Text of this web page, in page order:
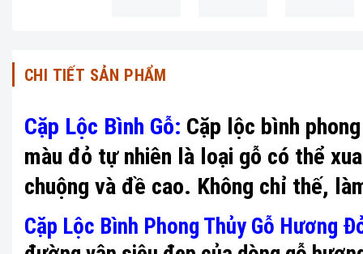
CHI TIẾT SẢN PHẨM
Cặp Lộc Bình Gỗ: Cặp lộc bình
màu đỏ tự nhiên là loại gỗ có thể
chuộng và đề cao. Không chỉ thế,
Cặp Lộc Bình Phong Thủy Gỗ Hương